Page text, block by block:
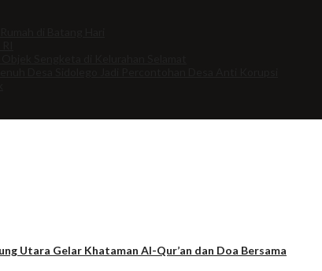
Utara Gelar Khataman Al-Qur’an dan Doa Bersama